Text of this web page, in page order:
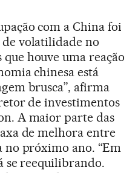
com a China foi
volatilidade no
houve uma reação
chinesa está
brusca”, afirma
de investimentos
A maior parte das
de melhora entre
no próximo ano. “Em
se reequilibrando.